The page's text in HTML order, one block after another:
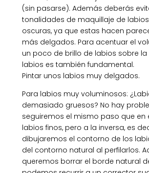
(sin pasarse). Además deberás
tonalidades de maquillaje de
oscuras, ya que estas hacen
más delgados. Para acentuar el
un poco de brillo de labios sobre
labios es también fundamental.
Pintar unos labios muy delgados.
Para labios muy voluminosos:
demasiado gruesos? No hay
seguiremos el mismo paso que en
labios finos, pero a la inversa, es
dibujaremos el contorno de los
del contorno natural al perfilarlos.
queremos borrar el borde natural